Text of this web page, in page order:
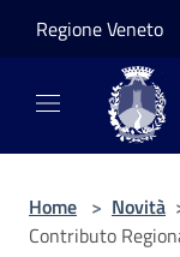
Regione Veneto
Home > Novità
Contributo